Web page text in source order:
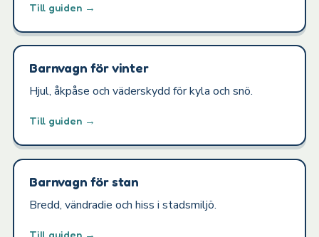
Till guiden →
Barnvagn för vinter
Hjul, åkpåse och väderskydd för kyla och snö.
Till guiden →
Barnvagn för stan
Bredd, vändradie och hiss i stadsmiljö.